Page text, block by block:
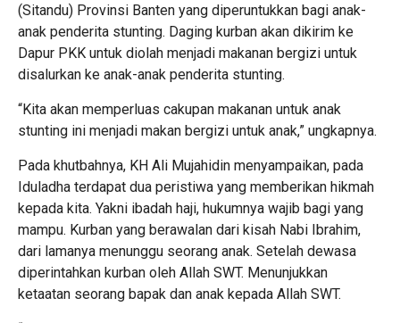
(Sitandu) Provinsi Banten yang diperuntukkan bagi anak-
anak penderita stunting. Daging kurban akan dikirim ke
Dapur PKK untuk diolah menjadi makanan bergizi untuk
disalurkan ke anak-anak penderita stunting.
“Kita akan memperluas cakupan makanan untuk anak
stunting ini menjadi makan bergizi untuk anak,” ungkapnya.
Pada khutbahnya, KH Ali Mujahidin menyampaikan, pada
Iduladha terdapat dua peristiwa yang memberikan hikmah
kepada kita. Yakni ibadah haji, hukumnya wajib bagi yang
mampu. Kurban yang berawalan dari kisah Nabi Ibrahim,
dari lamanya menunggu seorang anak. Setelah dewasa
diperintahkan kurban oleh Allah SWT. Menunjukkan
ketaatan seorang bapak dan anak kepada Allah SWT.